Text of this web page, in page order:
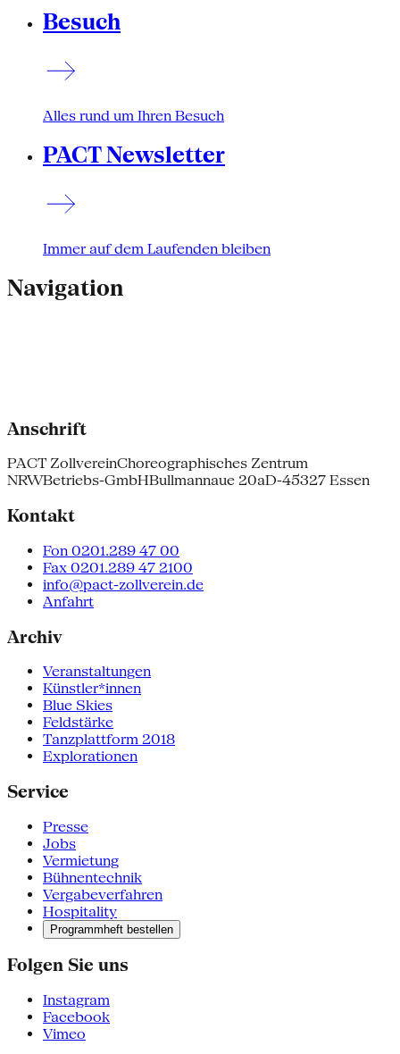
Besuch
Alles rund um Ihren Besuch
PACT Newsletter
Immer auf dem Laufenden bleiben
Navigation
Anschrift
PACT ZollvereinChoreographisches Zentrum
NRWBetriebs-GmbHBullmannaue 20aD-45327 Essen
Kontakt
Fon 0201.289 47 00
Fax 0201.289 47 2100
info@pact-zollverein.de
Anfahrt
Archiv
Veranstaltungen
Künstler*innen
Blue Skies
Feldstärke
Tanzplattform 2018
Explorationen
Service
Presse
Jobs
Vermietung
Bühnentechnik
Vergabeverfahren
Hospitality
Programmheft bestellen
Folgen Sie uns
Instagram
Facebook
Vimeo